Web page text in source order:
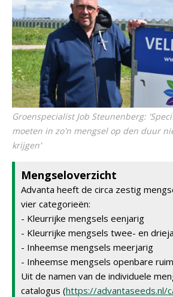
Groenspecialist Job Steunenberg:
moeten in zo'n mengsel op den duur
krijgen'
Mengseloverzicht
Advanta heeft de circa zestig
vier categorieën:
- Kleurrijke mengsels eenjarig
- Kleurrijke mengsels twee- en
- Inheemse mengsels meerjarig
- Inheemse mengsels openbare
Uit de namen van de individuele
catalogus (https://advantaseeds.nl/